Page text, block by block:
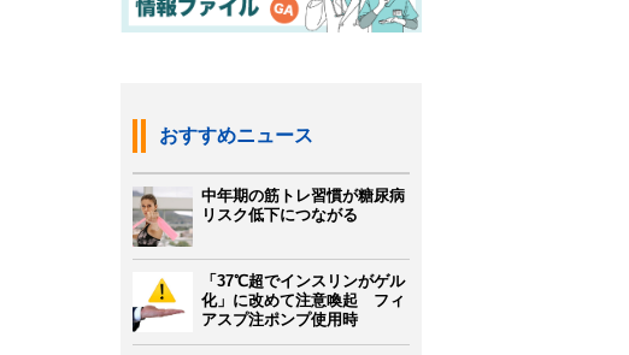
おすすめニュース
中年期の筋トレ習慣が糖尿病
リスク低下につながる
「37℃超でインスリンがゲル
化」に改めて注意喚起 フィ
アスプ注ポンプ使用時